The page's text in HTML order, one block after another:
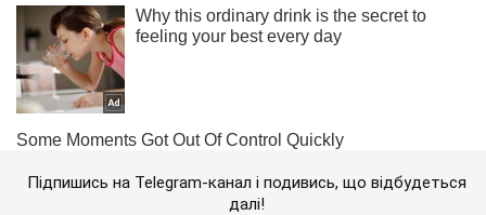
Підпишись на Telegram-канал і подивись, що відбудеться
далі!